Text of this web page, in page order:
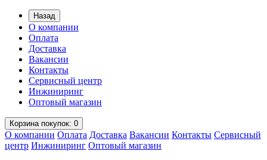
Назад
О компании
Оплата
Доставка
Вакансии
Контакты
Сервисный центр
Инжиниринг
Оптовый магазин
Корзинапокупок: 0
О компании Оплата Доставка Вакансии Контакты Сервисный
центр Инжиниринг Оптовый магазин